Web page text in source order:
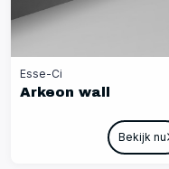
Esse-Ci
Arkeon wall
Bekijk nu